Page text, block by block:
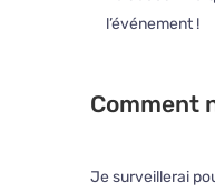
l’événement !
Comment
Je surveillerai